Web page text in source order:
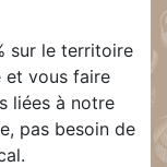
sur le territoire
et vous faire
liées à notre
pas besoin de